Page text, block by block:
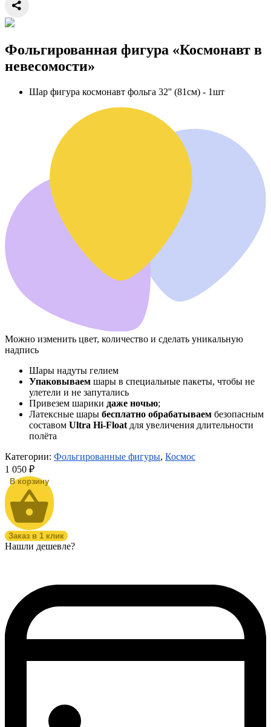
Фольгированная фигура «Космонавт в
невесомости»
Шар фигура космонавт фольга 32'' (81см) - 1шт
Можно изменить цвет, количество и сделать уникальную
надпись
Шары надуты гелием
Упаковываем шары в специальные пакеты, чтобы не
улетели и не запутались
Привезем шарики даже ночью;
Латексные шары бесплатно обрабатываем безопасным
составом Ultra Hi-Float для увеличения длительности
полёта
Категории: Фольгированные фигуры, Космос
1 050 ₽
Заказ в 1 клик
Нашли дешевле?